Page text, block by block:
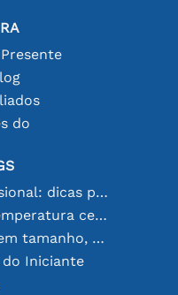
do
Soldando como um profissional: dicas para conexões eletrônicas perfeitas
Escolhendo o sensor de temperatura certo [youtube]
Baterias 18650: Pequenas em tamanho, grandes em desempenho
do Iniciante